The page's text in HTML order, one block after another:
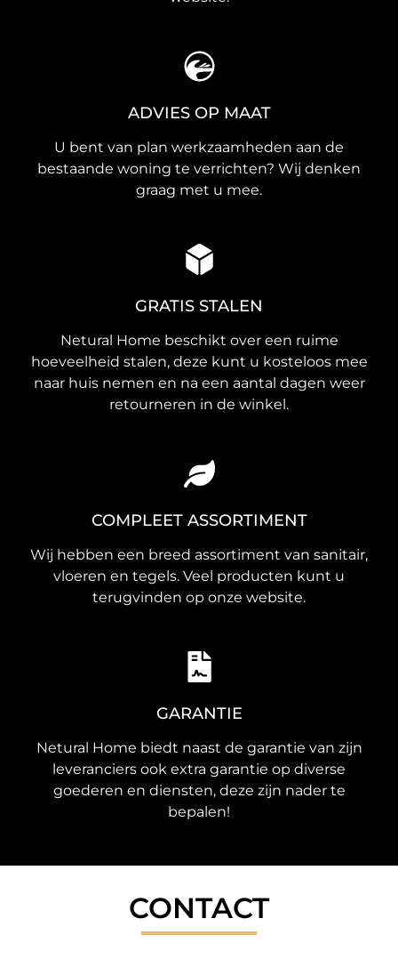
ADVIES OP MAAT
U bent van plan werkzaamheden aan de
bestaande woning te verrichten? Wij denken
graag met u mee.
GRATIS STALEN
Netural Home beschikt over een ruime
hoeveelheid stalen, deze kunt u kosteloos mee
naar huis nemen en na een aantal dagen weer
retourneren in de winkel.
COMPLEET ASSORTIMENT
Wij hebben een breed assortiment van sanitair,
vloeren en tegels. Veel producten kunt u
terugvinden op onze website.
GARANTIE
Netural Home biedt naast de garantie van zijn
leveranciers ook extra garantie op diverse
goederen en diensten, deze zijn nader te
bepalen!
CONTACT